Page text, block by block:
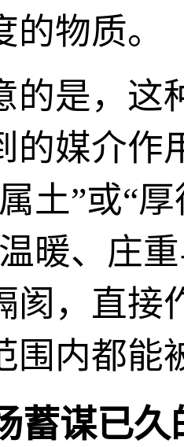
物质。
的是，这
的媒介作
土”或“
暖、庄
阂，直接
围内都能
蓄谋已久